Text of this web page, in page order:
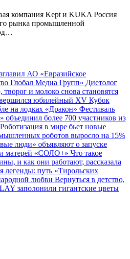
компания Kept и KUKA Россия
рынка промышленной
АО «Евразийское
Глобал Медиа Групп» Диетолог
и молоко снова становятся
юбилейный XV Кубок
на лодках «Дракон» Фестиваль
более 700 участников из
Роботизация в мире бьет новые
роботов выросло на 15%
люди» объявляют о запуске
матерей «СОЛО+» Что такое
и как они работают, рассказала
легенды: путь «Тирольских
любви Вернуться в детство,
заполонили гигантские цветы